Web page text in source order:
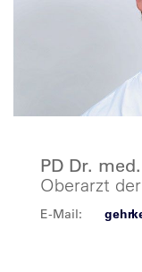
PD Dr.
Oberarzt
E-Mail: